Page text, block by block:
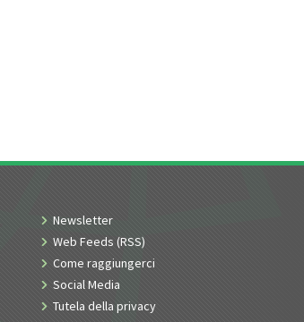
Newsletter
Web Feeds (RSS)
Come raggiungerci
Social Media
Tutela della privacy